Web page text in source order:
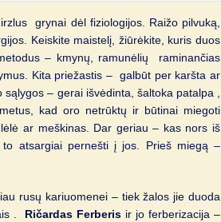
grynai dėl fiziologijos. Raižo pilvuką,
Keiskite maistelį, žiūrėkite, kuris duos
– kmynų, ramunėlių raminančias
Kita priežastis – galbūt per karšta ar
– gerai išvėdinta, šaltoka patalpa ,
kad oro netrūktų ir būtinai miegoti
ar meškinas. Dar geriau – kas nors iš
atsargiai pernešti į jos. Prieš miegą –
rusų kariuomenei – tiek žalos jie duoda
. Ričardas Ferberis ir jo ferberizacija –